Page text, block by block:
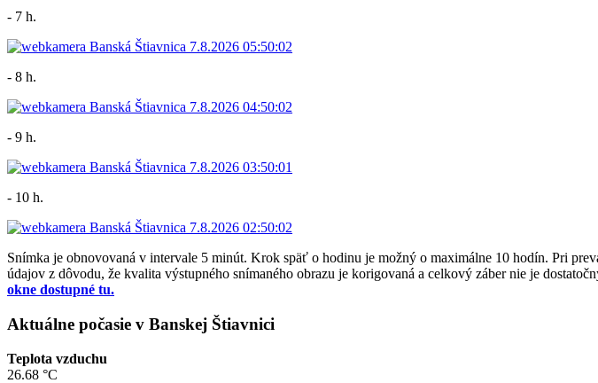
- 7 h.
- 8 h.
- 9 h.
- 10 h.
Snímka je obnovovaná v intervale 5 minút. Krok späť o hodinu je možný o maximálne 10 hodín. Pri
údajov z dôvodu, že kvalita výstupného snímaného obrazu je korigovaná a celkový záber nie je
okne dostupné tu.
Aktuálne počasie v Banskej Štiavnici
Teplota vzduchu
26.68 °C